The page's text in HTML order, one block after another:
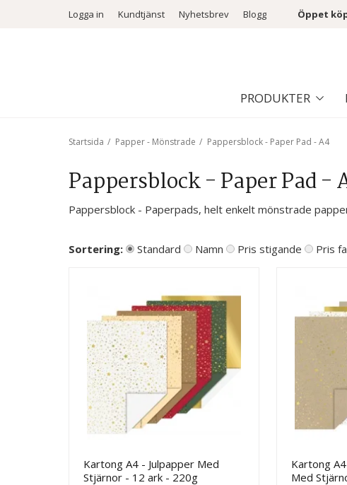
Logga in Kundtjänst Nyhetsbrev Blogg Öppet
PRODUKTER
Startsida / Papper - Mönstrade / Pappersblock - Paper Pad - A4
Pappersblock - Paper Pad -
Pappersblock - Paperpads, helt enkelt mönstrade
Sortering: Standard Namn Pris stigande Pris
Kartong A4 - Julpapper Med
Stjärnor - 12 ark - 220g
Kartong
Med